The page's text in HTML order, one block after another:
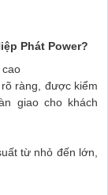
Phát Power?
ràng, được kiểm
giao cho khách
từ nhỏ đến lớn,